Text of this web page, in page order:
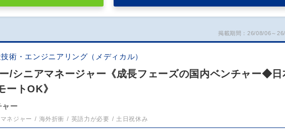
掲載期間：26/08/06～
術・エンジニアリング（メディカル）
/シニアマネージャー《成長フェーズの国内ベンチャー◆日
ートOK》
ャー
ネジャー 海外折衝 英語力が必要 土日祝休み